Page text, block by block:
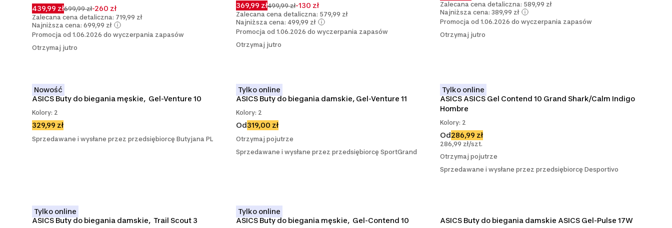
439,99 zł699,99 zł-260 zł
Zalecana cena detaliczna: 719,99 zł
Najniższa cena: 699,99 zł
Promocja od 1.06.2026 do wyczerpania zapasów
Otrzymaj jutro
369,99 zł499,99 zł-130 zł
Zalecana cena detaliczna: 579,99 zł
Najniższa cena: 499,99 zł
Promocja od 1.06.2026 do wyczerpania zapasów
Otrzymaj jutro
Zalecana cena detaliczna: 589,99 zł
Najniższa cena: 389,99 zł
Promocja od 1.06.2026 do wyczerpania zapasów
Otrzymaj jutro
Nowość
ASICS Buty do biegania męskie,  Gel-Venture 10
Kolory: 2
329,99 zł
Sprzedawane i wysłane przez przedsiębiorcę Butyjana PL
Tylko online
ASICS Buty do biegania damskie, Gel-Venture 11
Kolory: 2
Od319,00 zł
Otrzymaj pojutrze
Sprzedawane i wysłane przez przedsiębiorcę SportGrand
Tylko online
ASICS ASICS Gel Contend 10 Grand Shark/Calm Indigo
Hombre
Kolory: 2
Od286,99 zł
286,99 zł/szt.
Otrzymaj pojutrze
Sprzedawane i wysłane przez przedsiębiorcę Desportivo
Tylko online
ASICS Buty do biegania damskie,  Trail Scout 3
Tylko online
ASICS Buty do biegania męskie,  Gel-Contend 10
ASICS Buty do biegania damskie ASICS Gel-Pulse 17W